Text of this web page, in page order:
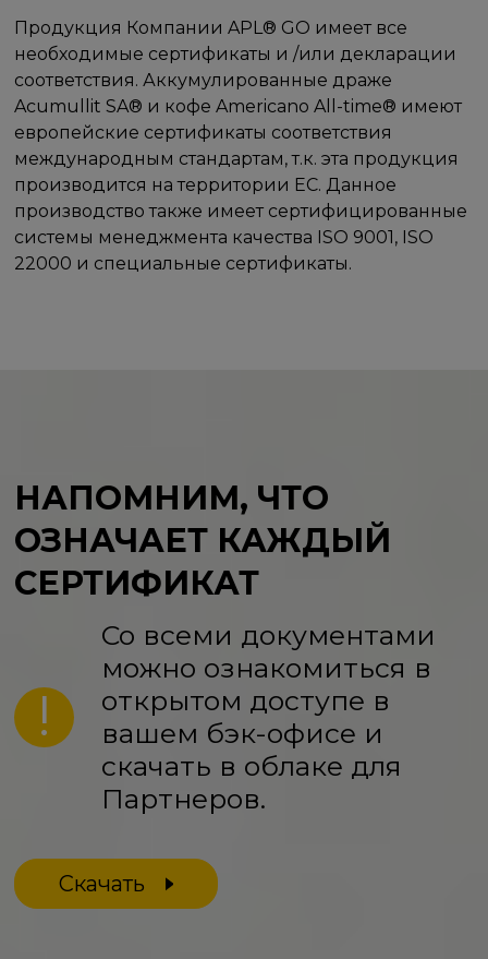
Продукция Компании APL® GO имеет все
необходимые сертификаты и /или декларации
соответствия. Аккумулированные драже
Acumullit SA® и кофе Americano All-time® имеют
европейские сертификаты соответствия
международным стандартам, т.к. эта продукция
производится на территории ЕС. Данное
производство также имеет сертифицированные
системы менеджмента качества ISO 9001, ISO
22000 и специальные сертификаты.
НАПОМНИМ, ЧТО
ОЗНАЧАЕТ КАЖДЫЙ
СЕРТИФИКАТ
Со всеми документами
можно ознакомиться в
открытом доступе в
вашем бэк-офисе и
скачать в облаке для
Партнеров.
Скачать